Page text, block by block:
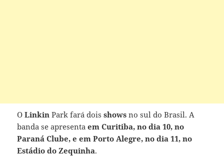
OLinkin Park fará doisshows no sul do Brasil. A
banda se apresentaem Curitiba, no dia 10, no
Paraná Clube, e em Porto Alegre, no dia 11, no
Estádio do Zequinha.